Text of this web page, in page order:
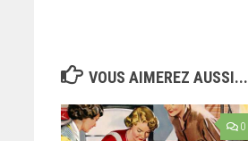
VOUS AIMEREZ AUSSI...
0